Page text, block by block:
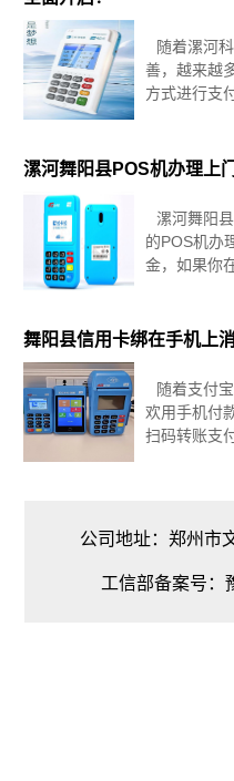
随着漯河
善，越来越
方式进行支
河舞阳县刷
漯河舞阳县POS机办理上
漯河舞阳
的POS机办
金，如果你
安不安全
舞阳县信用卡绑在手机上
随着支付
欢用手机付
扫码转账支
公司地址：郑州市
工信部备案号：